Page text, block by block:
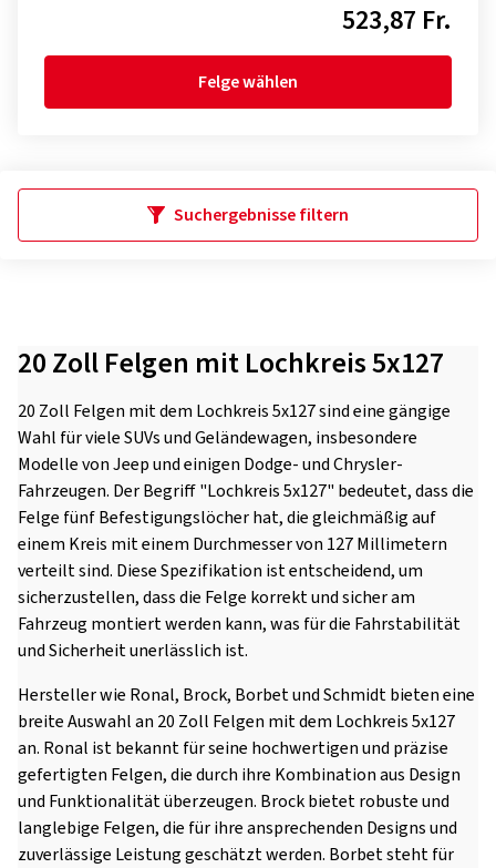
523,87 Fr.
Felge wählen
Suchergebnisse filtern
20 Zoll Felgen mit Lochkreis 5x127
20 Zoll Felgen mit dem Lochkreis 5x127 sind eine gängige
Wahl für viele SUVs und Geländewagen, insbesondere
Modelle von Jeep und einigen Dodge- und Chrysler-
Fahrzeugen. Der Begriff "Lochkreis 5x127" bedeutet, dass die
Felge fünf Befestigungslöcher hat, die gleichmäßig auf
einem Kreis mit einem Durchmesser von 127 Millimetern
verteilt sind. Diese Spezifikation ist entscheidend, um
sicherzustellen, dass die Felge korrekt und sicher am
Fahrzeug montiert werden kann, was für die Fahrstabilität
und Sicherheit unerlässlich ist.
Hersteller wie Ronal, Brock, Borbet und Schmidt bieten eine
breite Auswahl an 20 Zoll Felgen mit dem Lochkreis 5x127
an. Ronal ist bekannt für seine hochwertigen und präzise
gefertigten Felgen, die durch ihre Kombination aus Design
und Funktionalität überzeugen. Brock bietet robuste und
langlebige Felgen, die für ihre ansprechenden Designs und
zuverlässige Leistung geschätzt werden. Borbet steht für